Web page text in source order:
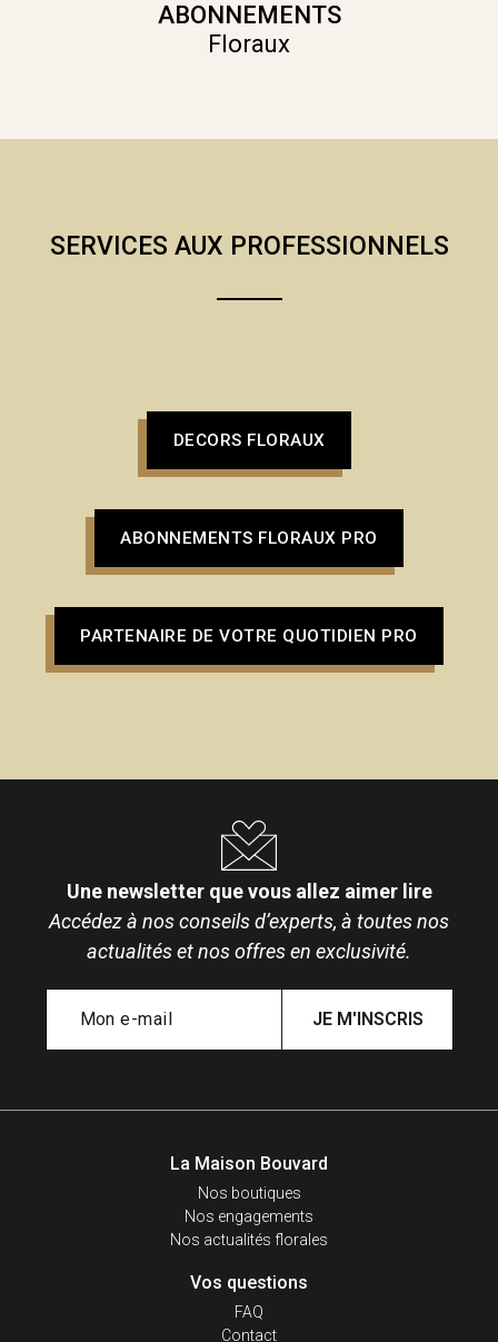
ABONNEMENTS
Floraux
SERVICES AUX PROFESSIONNELS
DECORS FLORAUX
ABONNEMENTS FLORAUX PRO
PARTENAIRE DE VOTRE QUOTIDIEN PRO
Une newsletter que vous allez aimer lire
Accédez à nos conseils d’experts, à toutes nos
actualités et nos offres en exclusivité.
JE M'INSCRIS
La Maison Bouvard
Nos boutiques
Nos engagements
Nos actualités florales
Vos questions
FAQ
Contact